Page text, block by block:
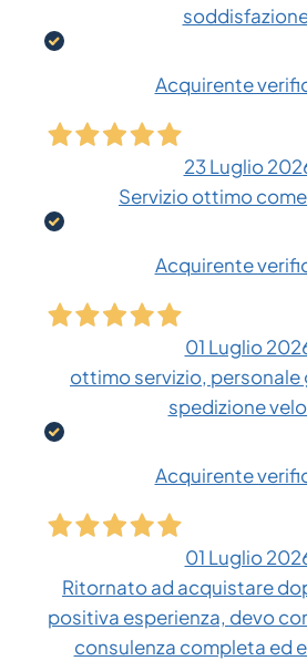
Acquirente
23 Luglio
Servizio ottimo
Acquirente
01 Luglio
ottimo servizio, personale
spedizione
Acquirente
01 Luglio
Ritornato ad acquistare
positiva esperienza, devo
consulenza completa ed